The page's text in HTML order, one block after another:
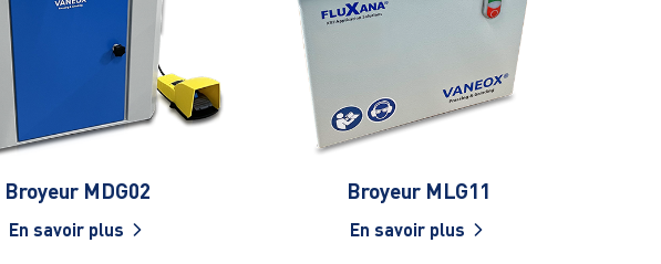
Broyeur MDG02
En savoir plus
Broyeur MLG11
En savoir plus